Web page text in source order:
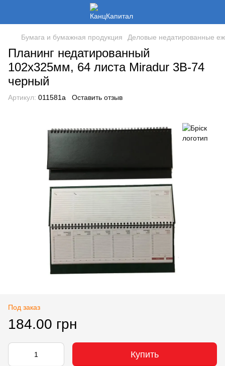
Бумага и бумажная продукция Деловые недатированные
Планинг недатированный
102х325мм, 64 листа Miradur 3В-74
черный
Артикул: 011581a Оставить отзыв
Под заказ
184.00 грн
Купить